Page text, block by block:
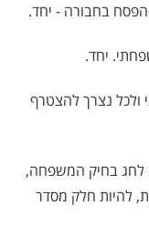
בחבורה - יחד.
יחד.
ולכל נצרך להצטרף
לחג בחיק המשפחה,
להיות חלק מסדר